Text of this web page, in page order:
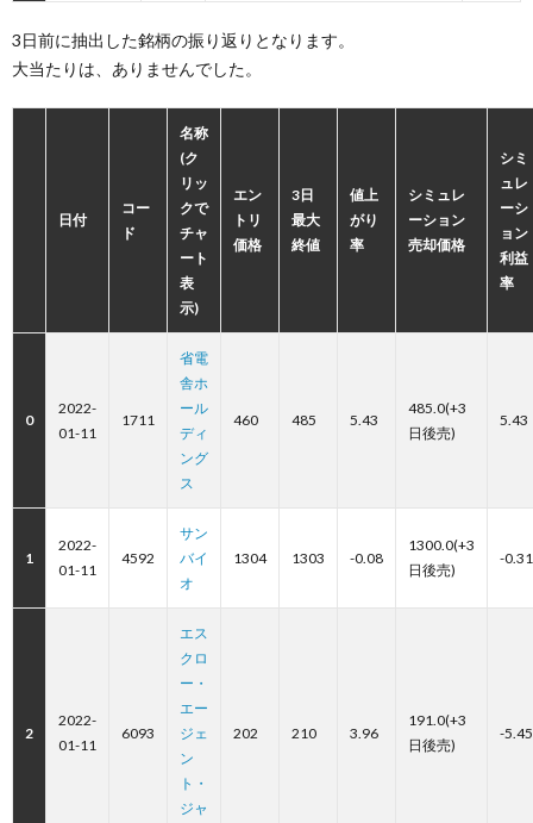
3日前に抽出した銘柄の振り返りとなります。
大当たりは、ありませんでした。
日付
コー
ド
名称
(ク
リッ
クで
チャ
ート
表
示)
エン
トリ
価格
3日
最大
終値
値上
がり
率
シミュレ
ーション
売却価格
シミ
ュレ
ーシ
ョン
利益
率
0
2022-
01-11
1711
省電
舎ホ
ール
ディ
ング
ス
460 485 5.43
485.0(+3
日後売)
5.43
1
2022-
01-11
4592
サン
バイ
オ
1304 1303 -0.08
1300.0(+3
日後売)
-0.31
2
2022-
01-11
6093
エス
クロ
ー・
エー
ジェ
ン
ト・
ジャ
202 210 3.96
191.0(+3
日後売)
-5.45